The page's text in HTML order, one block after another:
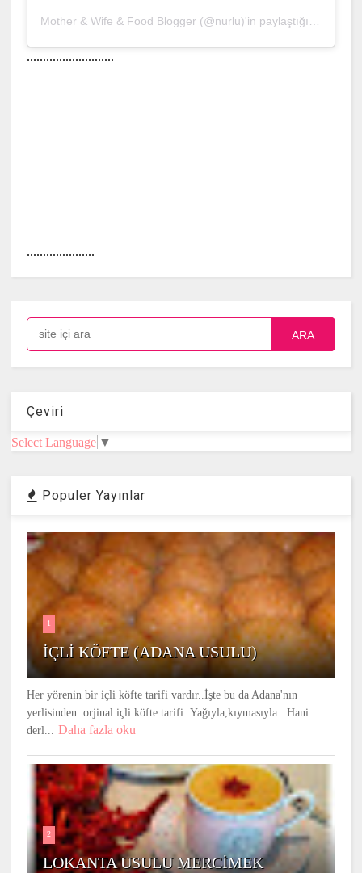
Mother & Wife & Food Blogger (@nurlu)'in paylaştığı bir gönderi
...........................
.....................
ARA
Çeviri
Select Language ▼
Populer Yayınlar
1
İÇLİ KÖFTE (ADANA USULU)
Her yörenin bir içli köfte tarifi vardır..İşte bu da Adana'nın
yerlisinden orjinal içli köfte tarifi..Yağıyla,kıymasıyla ..Hani
derl...
Daha fazla oku
2
LOKANTA USULU MERCİMEK